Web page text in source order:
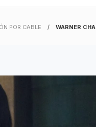
POR CABLE WARNER